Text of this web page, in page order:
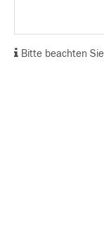
Bitte beachten